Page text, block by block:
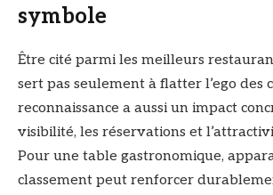
symbole
Être cité parmi les meilleurs
sert pas seulement à flatter l’ego des
reconnaissance a aussi un impact
visibilité, les réservations et
Pour une table gastronomique,
classement peut renforcer